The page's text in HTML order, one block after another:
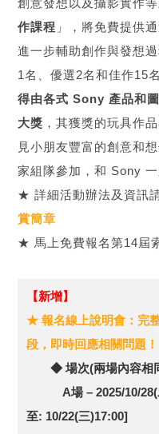
創意發想以及攝影實作
作課程 」，將免費提供
進一步輔助創作與發想
1名、優選2名和佳作15
得由各式 Sony 產品和
大獎 ，其獲獎的玩具作
見小朋友豐富的創意和
家組隊參加，和 Sony
★ 詳細活動辦法及資訊
賞簡章
★ 馬上免費報名第14屆
【新增】
★ 報名線上說明會：完
段，即時回應相關問題！
◆ 場次(兩場內容相
A場 – 2025/10/28(二
至: 10/22(三)17:00]